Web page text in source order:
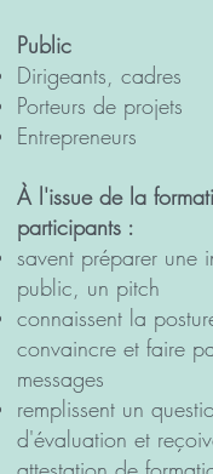
Public
Dirigeants, cadres
Porteurs de projets
Entrepreneurs
À l'issue de la
participants :
savent préparer une
public, un pitch
connaissent la
convaincre et faire
messages
remplissent un
d'évaluation et